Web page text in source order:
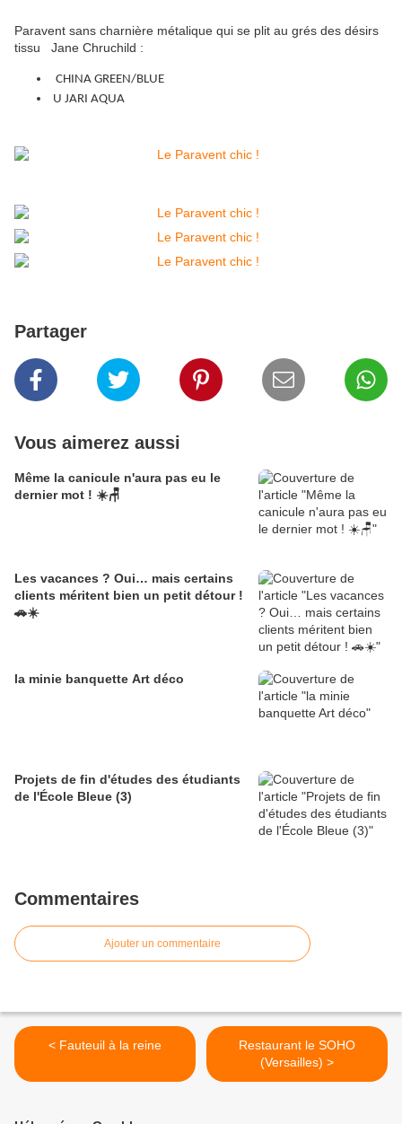
Paravent sans charnière métalique qui se plit au grés des désirs
tissu Jane Chruchild :
CHINA GREEN/BLUE
U JARI AQUA
Partager
Vous aimerez aussi
Même la canicule n'aura pas eu le
dernier mot ! ☀️🪑
Les vacances ? Oui… mais certains
clients méritent bien un petit détour !
🚗☀️
la minie banquette Art déco
Projets de fin d'études des étudiants
de l'École Bleue (3)
Commentaires
Ajouter un commentaire
< Fauteuil à la reine
Restaurant le SOHO
(Versailles) >